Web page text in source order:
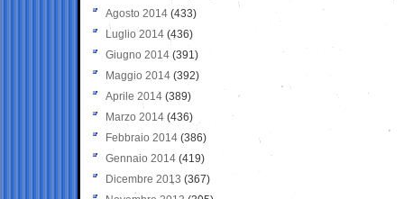
Agosto 2014 (433)
Luglio 2014 (436)
Giugno 2014 (391)
Maggio 2014 (392)
Aprile 2014 (389)
Marzo 2014 (436)
Febbraio 2014 (386)
Gennaio 2014 (419)
Dicembre 2013 (367)